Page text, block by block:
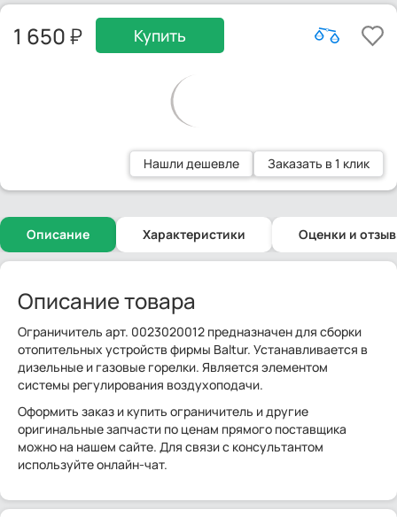
1 650 Купить
Нашли дешевле Заказать в 1 клик
Описание Характеристики Оценки и
Описание товара
Ограничитель арт. 0023020012 предназначен для сборки
отопительных устройств фирмы Baltur. Устанавливается в
дизельные и газовые горелки. Является элементом
системы регулирования воздухоподачи.
Оформить заказ и купить ограничитель и другие
оригинальные запчасти по ценам прямого поставщика
можно на нашем сайте. Для связи с консультантом
используйте онлайн-чат.